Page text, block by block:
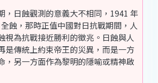
日蝕觀測的意義大不相同，1941 年
蝕，那時正值中國對日抗戰期間，人
視為抗戰接近勝利的徵兆。日蝕與人
是傳統上約束帝王的災異，而是一方
，另一方面作為黎明的隱喻或精神啟